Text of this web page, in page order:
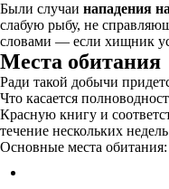
Были случаи нападения
слабую рыбу, не
словами — если хищник
Места обитания
Ради такой добычи
Что касается
Красную книгу и
течение нескольких
Основные места обитания: